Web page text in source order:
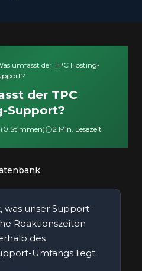
umfasst der TPC Hosting-
der TPC
Support?
(0 Stimmen) 2 Min. Lesezeit
was unser Support-
Reaktionszeiten
des
Umfangs liegt.